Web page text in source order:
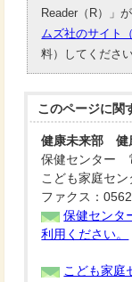
Reader（R）」
ムズ社のサイト
料）してください
このページに関
健康未来部 健
保健センター
こども家庭セ
ファクス：
保健センタ
利用ください。
こども家庭